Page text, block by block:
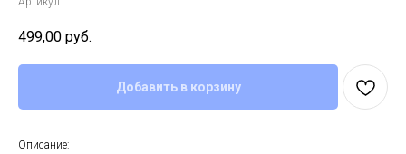
499,00 руб.
Добавить в корзину
Описание: